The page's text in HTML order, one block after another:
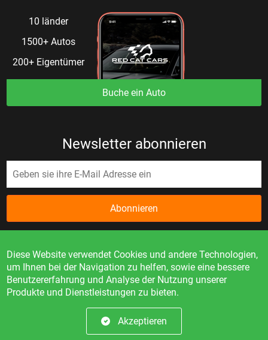
10 länder
1500+ Autos
200+ Eigentümer
Buche ein Auto
Newsletter abonnieren
Abonnieren
und sind kein öffentliches Angebot.
© 2023. Alle Rechte vorbehalten.
Diese Website verwendet Cookies und andere Technologien,
um Ihnen bei der Navigation zu helfen, sowie eine bessere
Benutzererfahrung und Analyse der Nutzung unserer
Produkte und Dienstleistungen zu bieten.
Akzeptieren